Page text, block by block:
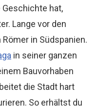
hat,
Lange vor den
in Südspanien.
in seiner ganzen
Bauvorhaben
die Stadt hart
So erhältst du